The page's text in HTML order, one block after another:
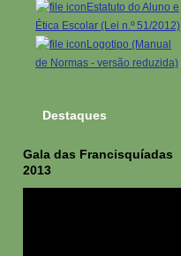
Estatuto do Aluno e
Ética Escolar (Lei n.º 51/2012)
Logotipo (Manual
de Normas - versão reduzida)
Destaques
Gala das Francisquíadas
2013